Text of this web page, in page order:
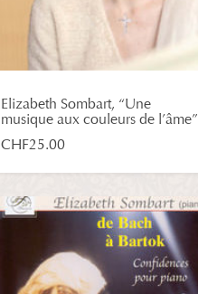
Elizabeth Sombart, “Une
musique aux couleurs de l’âme”
CHF25.00